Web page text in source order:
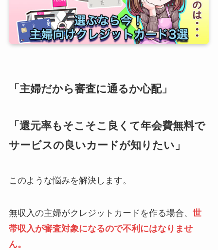
「主婦だから審査に通るか心配」
「還元率もそこそこ良くて年会費無料で
サービスの良いカードが知りたい」
このような悩みを解決します。
無収入の主婦がクレジットカードを作る場合、 世
帯収入が審査対象になるので不利にはなりませ
ん。